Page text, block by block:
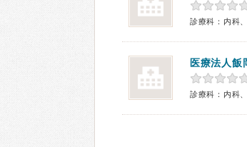
診療科：内科
医療法人飯
診療科：内科